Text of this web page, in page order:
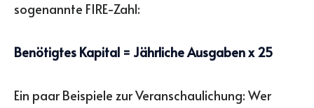
sogenannte FIRE-Zahl:
Benötigtes Kapital = Jährliche Ausgaben x 25
Ein paar Beispiele zur Veranschaulichung: Wer